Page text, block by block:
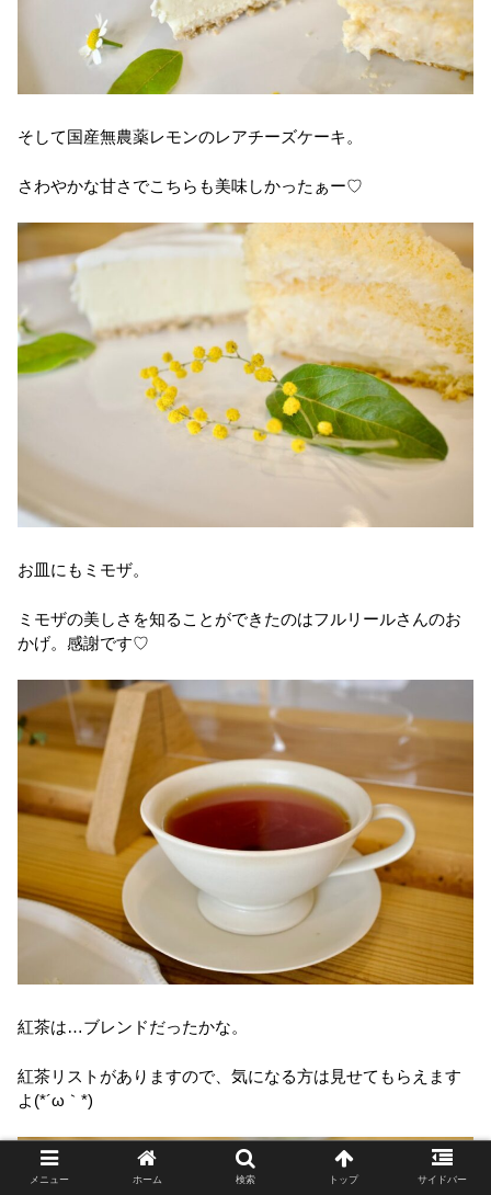
そして国産無農薬レモンのレアチーズケーキ。
さわやかな甘さでこちらも美味しかったぁー♡
お皿にもミモザ。
ミモザの美しさを知ることができたのはフルリールさんのお
かげ。感謝です♡
紅茶は…ブレンドだったかな。
紅茶リストがありますので、気になる方は見せてもらえます
よ(*´ω｀*)
メニュー ホーム 検索 トップ サイドバー